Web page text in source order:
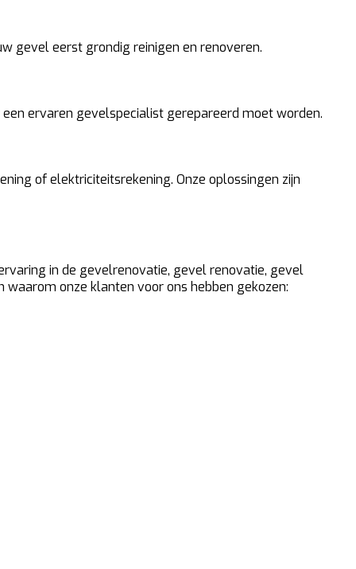
gevel eerst grondig reinigen en renoveren.
ervaren gevelspecialist gerepareerd moet worden.
of elektriciteitsrekening. Onze oplossingen zijn
in de gevelrenovatie, gevel renovatie, gevel
onze klanten voor ons hebben gekozen: